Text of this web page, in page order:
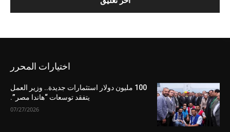
اختيارات المحرر
100 مليون دولار استثمارات جديدة.. وزير العمل
يتفقد توسعات “هاندا مصر”.
07/27/2026